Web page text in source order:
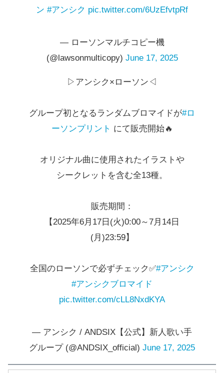
ン #アンシク pic.twitter.com/6UzEfvtpRf
— ローソンマルチコピー機
(@lawsonmulticopy) June 17, 2025
▷アンシク×ローソン◁
グループ初となるランダムブロマイドが#ロ
ーソンプリント にて販売開始🔥
オリジナル曲に使用されたイラストや
シークレットを含む全13種。
販売期間：
【2025年6月17日(火)0:00～7月14日
(月)23:59】
全国のローソンで必ずチェック✅#アンシク
#アンシクブロマイド
pic.twitter.com/cLL8NxdKYA
— アンシク / ANDSIX【公式】新人歌い手
グループ (@ANDSIX_official) June 17, 2025